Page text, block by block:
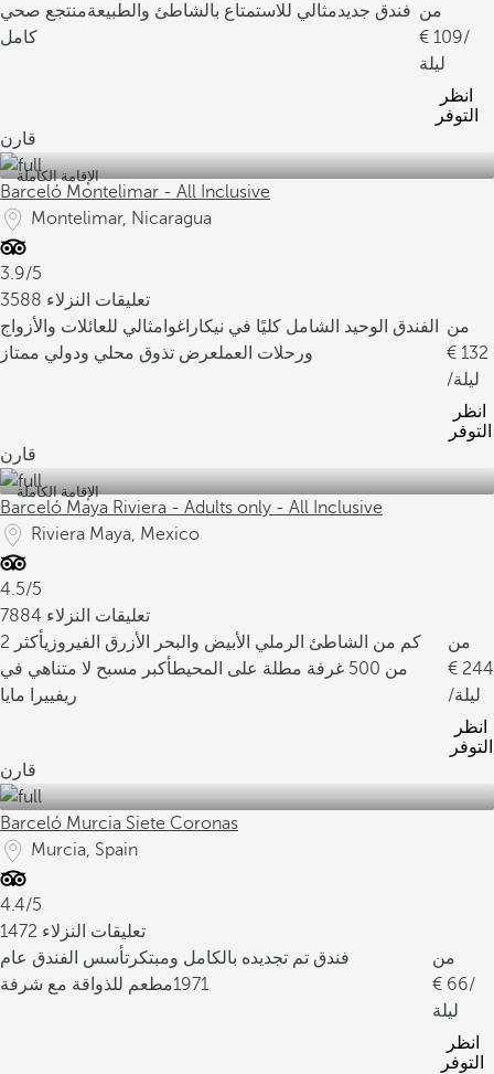
فندق جديدمثالي للاستمتاع بالشاطئ والطبيعةمنتجع صحي
كامل
من
109/
ليلة
انظر
التوفر
قارن
الإقامة الكاملة
Barceló Montelimar - All Inclusive
Montelimar, Nicaragua
3.9/5
3588 تعليقات النزلاء
الفندق الوحيد الشامل كليًا في نيكاراغوا مثالي للعائلات والأزواج
ورحلات العملعرض تذوق محلي ودولي ممتاز
من
132
/ليلة
انظر
التوفر
قارن
الإقامة الكاملة
Barceló Maya Riviera - Adults only - All Inclusive
Riviera Maya, Mexico
4.5/5
7884 تعليقات النزلاء
2 كم من الشاطئ الرملي الأبيض والبحر الأزرق الفيروزيأكثر
من 500 غرفة مطلة على المحيط
أكبر مسبح لا متناهي في
ريفييرا مايا
من
244
/ليلة
انظر
التوفر
قارن
Barceló Murcia Siete Coronas
Murcia, Spain
4.4/5
1472 تعليقات النزلاء
فندق تم تجديده بالكامل ومبتكر تأسس الفندق عام
1971مطعم للذواقة مع شرفة
من
66/
ليلة
انظر
التوفر